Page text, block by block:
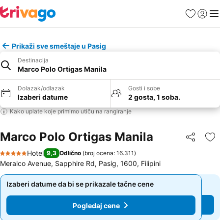
FavoritiPrijavi
Prikaži sve smeštaje u Pasig
Destinacija
Marco Polo Ortigas Manila
Dolazak/odlazak
Izaberi datume
Gosti i sobe
2 gosta, 1 soba.
Kako uplate koje primimo utiču na rangiranje
Marco Polo Ortigas Manila Deli
5 Zvezdice
Hotel 9,3 Odlično (broj ocena: 16.311)
Meralco Avenue, Sapphire Rd, Pasig, 1600, Filipini
Izaberi datume da bi se prikazale tačne cene
Pogledaj cene
Izaberi datume da bi se prikazale tačne cene
Pogledaj cene